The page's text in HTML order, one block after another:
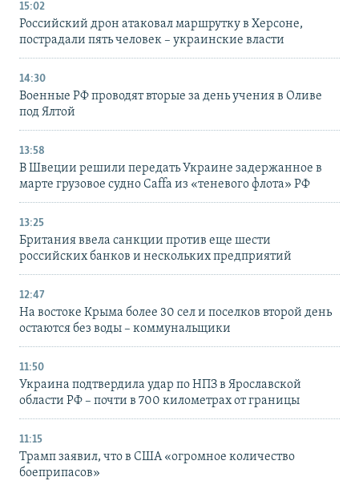
15:02
Российский дрон атаковал маршрутку в Херсоне,
пострадали пять человек – украинские власти
14:30
Военные РФ проводят вторые за день учения в Оливе
под Ялтой
13:58
В Швеции решили передать Украине задержанное в
марте грузовое судно Caffa из «теневого флота» РФ
13:25
Британия ввела санкции против еще шести
российских банков и нескольких предприятий
12:47
На востоке Крыма более 30 сел и поселков второй день
остаются без воды – коммунальщики
11:50
Украина подтвердила удар по НПЗ в Ярославской
области РФ – почти в 700 километрах от границы
11:15
Трамп заявил, что в США «огромное количество
боеприпасов»